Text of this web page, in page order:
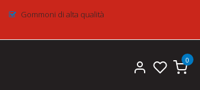
Gommoni di alta qualità
0